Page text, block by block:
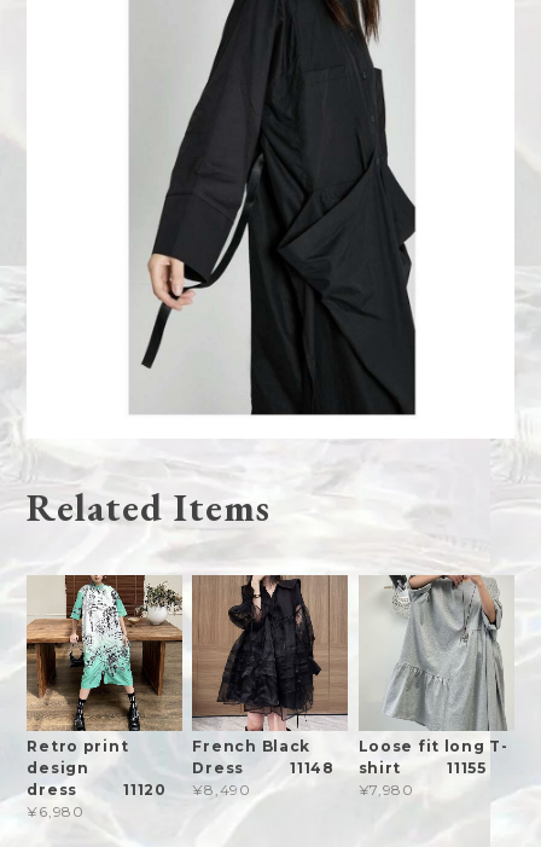
Related Items
Retro print
design
dress 11120
¥6,980
French Black
Dress 11148
¥8,490
Loose fit long T-
shirt 11155
¥7,980